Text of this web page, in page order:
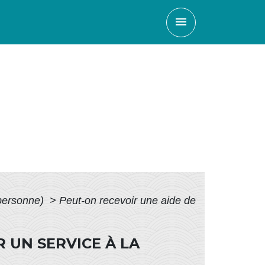
menu
> Peut-on recevoir une aide de
UN SERVICE À LA